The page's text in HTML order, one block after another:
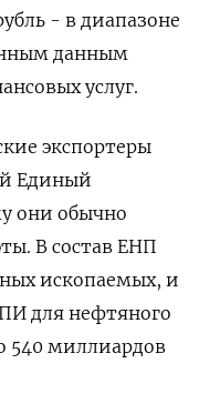
- в диапазоне
данным
услуг.
экспортеры
Единый
они обычно
В состав ЕНП
ископаемых, и
для нефтяного
540 миллиардов